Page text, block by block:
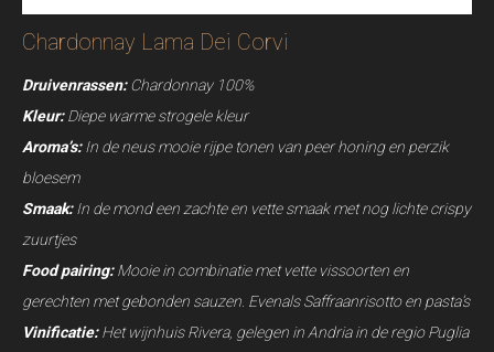
Chardonnay Lama Dei Corvi
Druivenrassen:Chardonnay 100%
Kleur:Diepe warme strogele kleur
Aroma’s: In de neus mooie rijpe tonen van peer honing en perzik
bloesem
Smaak: In de mond een zachte en vette smaak met nog lichte crispy
zuurtjes
Food pairing:Mooie in combinatie met vette vissoorten en
gerechten met gebonden sauzen. Evenals Saffraanrisotto en pasta’s
Vinificatie:Het wijnhuis Rivera, gelegen in Andria in de regio Puglia